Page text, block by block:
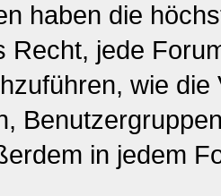
haben die
Recht, jede
wie
in jedem